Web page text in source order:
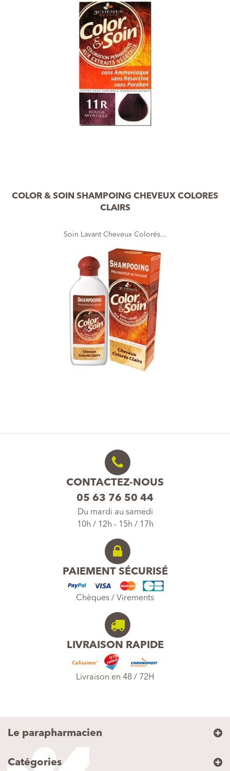
COLOR & SOIN SHAMPOING CHEVEUX COLORES
CLAIRS
Soin Lavant Cheveux Colorés...
CONTACTEZ-NOUS
05 63 76 50 44
Du mardi au samedi
10h / 12h - 15h / 17h
PAIEMENT SÉCURISÉ
Chèques / Virements
LIVRAISON RAPIDE
Livraison en 48 / 72H
Le parapharmacien
Catégories